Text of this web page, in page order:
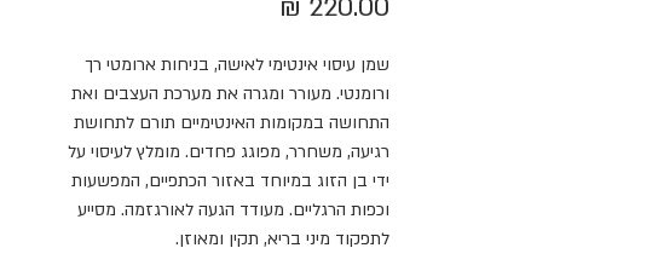
שמן עיסוי אינטימי לאישה, בניחות ארומטי רך
ורומנטי. מעורר ומגרה את מערכת העצבים ואת
התחושה במקומות האינטימיים תורם לתחושת
רגיעה, משחרר, מפוגג פחדים. מומלץ לעיסוי על
ידי בן הזוג במיוחד באזור הכתפיים, המפשעות
וכפות הרגליים. מעודד הגעה לאורגזמה. מסייע
לתפקוד מיני בריא, תקין ומאוזן.